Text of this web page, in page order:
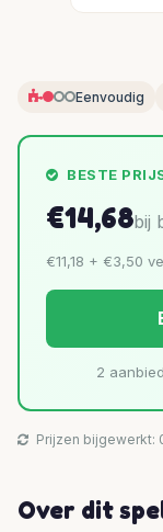
Eenvoudig
BESTE
€14,68bij
€11,18 + €3,50
2
Prijzen bijgewerkt:
Over dit